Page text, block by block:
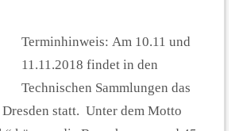
Terminhinweis: Am 10.11 und
11.11.2018 findet in den
Technischen Sammlungen das
statt. Unter dem Motto